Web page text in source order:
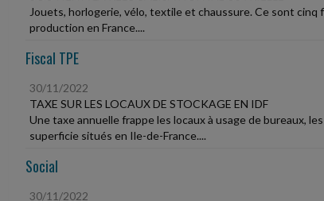
Jouets, horlogerie, vélo, textile et chaussure. Ce sont
production en France....
Fiscal TPE
30/11/2022
TAXE SUR LES LOCAUX DE STOCKAGE EN IDF
Une taxe annuelle frappe les locaux à usage de bureaux,
superficie situés en Ile-de-France....
Social
30/11/2022